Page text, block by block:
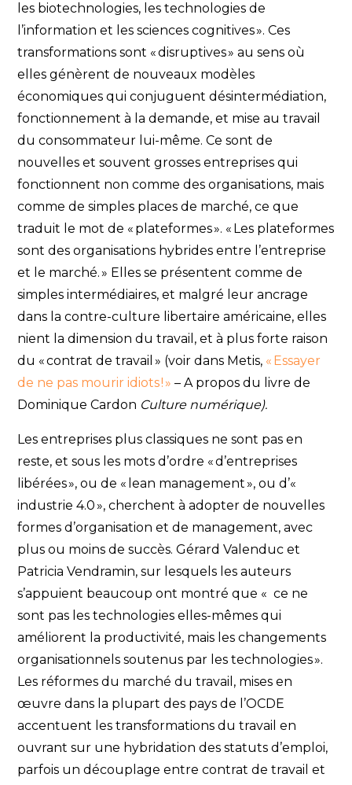
les biotechnologies, les technologies de
l’information et les sciences cognitives ». Ces
transformations sont « disruptives » au sens où
elles génèrent de nouveaux modèles
économiques qui conjuguent désintermédiation,
fonctionnement à la demande, et mise au travail
du consommateur lui-même. Ce sont de
nouvelles et souvent grosses entreprises qui
fonctionnent non comme des organisations, mais
comme de simples places de marché, ce que
traduit le mot de « plateformes ». « Les plateformes
sont des organisations hybrides entre l’entreprise
et le marché. » Elles se présentent comme de
simples intermédiaires, et malgré leur ancrage
dans la contre-culture libertaire américaine, elles
nient la dimension du travail, et à plus forte raison
du « contrat de travail » (voir dans Metis, « Essayer
de ne pas mourir idiots ! » – A propos du livre de
Dominique Cardon Culture numérique).
Les entreprises plus classiques ne sont pas en
reste, et sous les mots d’ordre « d’entreprises
libérées », ou de « lean management », ou d’«
industrie 4.0 », cherchent à adopter de nouvelles
formes d’organisation et de management, avec
plus ou moins de succès. Gérard Valenduc et
Patricia Vendramin, sur lesquels les auteurs
s’appuient beaucoup ont montré que « ce ne
sont pas les technologies elles-mêmes qui
améliorent la productivité, mais les changements
organisationnels soutenus par les technologies ».
Les réformes du marché du travail, mises en
œuvre dans la plupart des pays de l’OCDE
accentuent les transformations du travail en
ouvrant sur une hybridation des statuts d’emploi,
parfois un découplage entre contrat de travail et